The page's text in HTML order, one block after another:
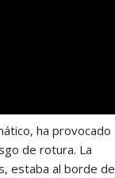
ha provocado
de rotura. La
estaba al borde de